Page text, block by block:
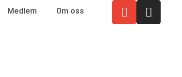
Medlem Om oss